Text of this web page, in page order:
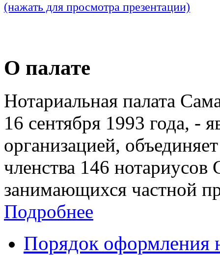
(нажать для просмотра презентации)
О палате
Нотариальная палата
16 сентября 1993 года, -
организацией,
членства 146 нотариусов
занимающихся частной
Подробнее
Порядок оформления